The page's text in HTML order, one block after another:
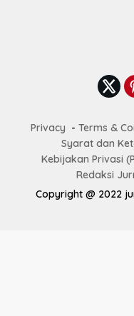
Privacy Terms &
Syarat dan
Kebijakan Privasi
Redaksi
Copyright @ 2022